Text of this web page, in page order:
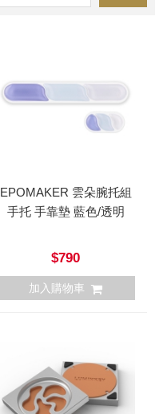
EPOMAKER 雲朵腕托組
手托 手靠墊 藍色/透明
$790
加入購物車